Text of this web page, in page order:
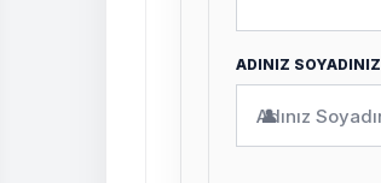
ADINIZ SOYADINIZ
👤